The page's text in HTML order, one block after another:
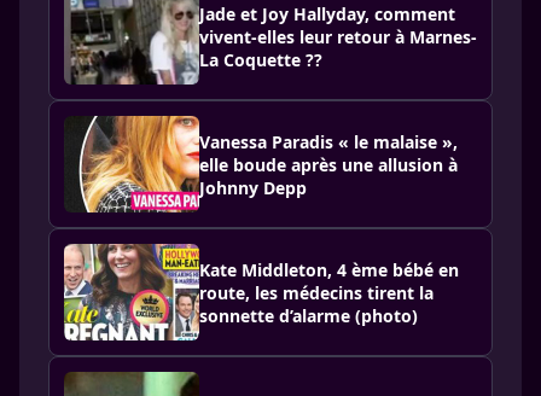
Jade et Joy Hallyday, comment
vivent-elles leur retour à Marnes-
La Coquette ??
Vanessa Paradis « le malaise »,
elle boude après une allusion à
Johnny Depp
Kate Middleton, 4 ème bébé en
route, les médecins tirent la
sonnette d’alarme (photo)